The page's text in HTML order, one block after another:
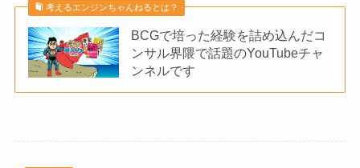
考えるエンジンちゃんねるとは？
BCGで培った経験を詰め込んだコ
ンサル界隈で話題のYouTubeチャ
ンネルです